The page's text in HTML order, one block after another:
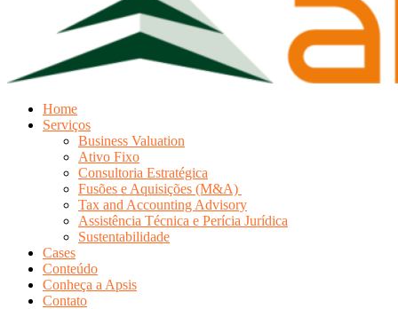
Home
Serviços
Business Valuation
Ativo Fixo
Consultoria Estratégica
Fusões e Aquisições (M&A)
Tax and Accounting Advisory
Assistência Técnica e Perícia Jurídica
Sustentabilidade
Cases
Conteúdo
Conheça a Apsis
Contato